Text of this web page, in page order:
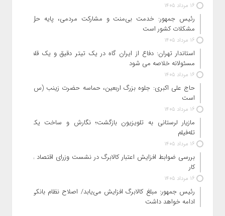
16 مرداد 1405
رئیس جمهور: خدمت بی‌منت و مشارکت مردمی، پایه حل
مشکلات کشور است
16 مرداد 1405
استاندار تهران: دفاع از ایران گاه در یک تیتر دقیق و یک قلم
مسئولانه خلاصه می شود
16 مرداد 1405
حاج‌ علی‌ اکبری: جلوه بزرگ اربعین، حماسه حضرت زینب (س)
است
16 مرداد 1405
مازیار لرستانی به تلویزیون بازگشت؛ نگارش و ساخت یک
تله‌فیلم
16 مرداد 1405
بررسی ضوابط افزایش اعتبار کالابرگ در نشست وزرای اقتصاد و
کار
16 مرداد 1405
رئیس‌ جمهور: مبلغ کالابرگ افزایش می‌یابد/ اصلاح نظام بانکی
ادامه خواهد داشت